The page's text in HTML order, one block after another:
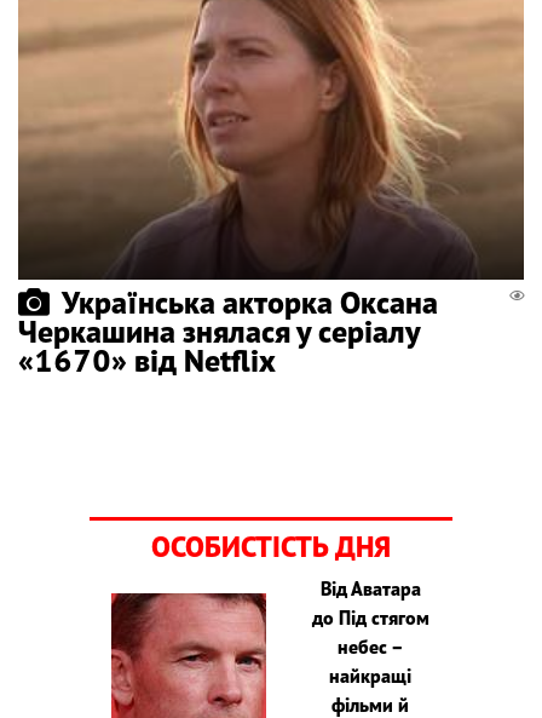
Українська акторка Оксана
Черкашина знялася у серіалу
«1670» від Netflix
ОСОБИСТІСТЬ ДНЯ
Від Аватара
до Під стягом
небес –
найкращі
фільми й